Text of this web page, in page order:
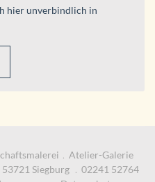
hier unverbindlich in
Galerie
Siegburg﹒ 02241 52764